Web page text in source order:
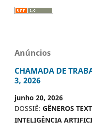
Anúncios
CHAMADA DE
3, 2026
junho 20, 2026
DOSSIÊ: GÊNEROS
INTELIGÊNCIA